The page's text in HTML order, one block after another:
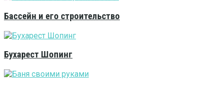
Бассейн и его строительство
Бухарест Шопинг